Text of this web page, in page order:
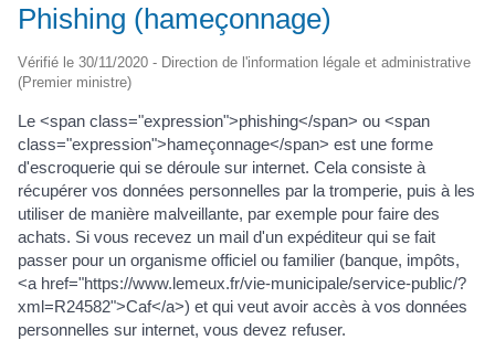
Phishing (hameçonnage)
Vérifié le 30/11/2020 - Direction de l'information légale et administrative
(Premier ministre)
Le <span class="expression">phishing</span> ou <span
class="expression">hameçonnage</span> est une forme
d'escroquerie qui se déroule sur internet. Cela consiste à
récupérer vos données personnelles par la tromperie, puis à les
utiliser de manière malveillante, par exemple pour faire des
achats. Si vous recevez un mail d'un expéditeur qui se fait
passer pour un organisme officiel ou familier (banque, impôts,
<a href="https://www.lemeux.fr/vie-municipale/service-public/?
xml=R24582">Caf</a>) et qui veut avoir accès à vos données
personnelles sur internet, vous devez refuser.